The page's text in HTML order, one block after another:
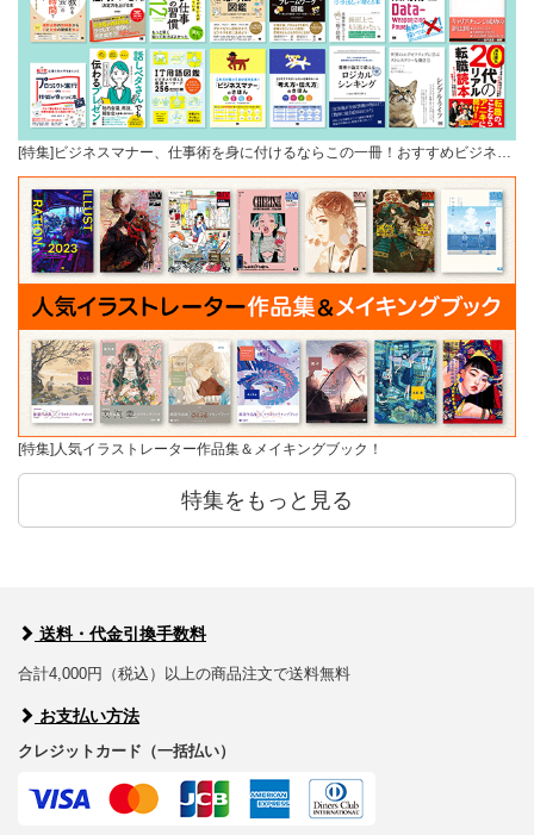
[特集]ビジネスマナー、仕事術を身に付けるならこの一冊！おすすめビジネ…
[特集]人気イラストレーター作品集＆メイキングブック！
特集をもっと見る
送料・代金引換手数料
合計4,000円（税込）以上の商品注文で送料無料
お支払い方法
クレジットカード（一括払い）